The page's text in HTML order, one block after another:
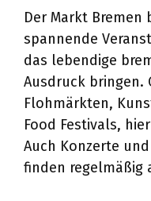
Der Markt
spannende
das lebendige
Ausdruck bringen.
Flohmärkten,
Food Festivals,
Auch Konzerte
finden regelmäßig